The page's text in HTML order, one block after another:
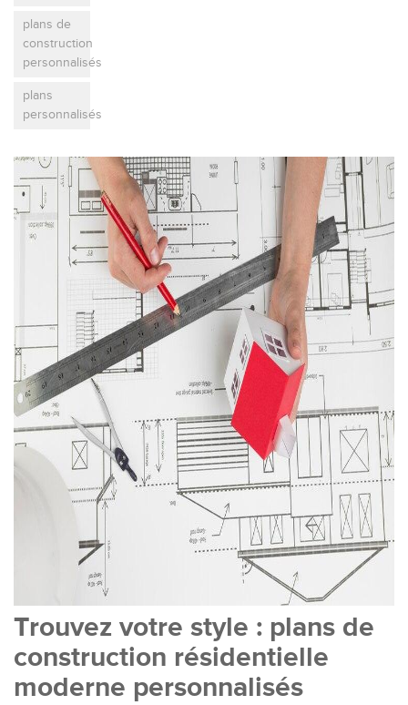
plans de
construction
personnalisés
plans
personnalisés
Trouvez votre style : plans de
construction résidentielle
moderne personnalisés